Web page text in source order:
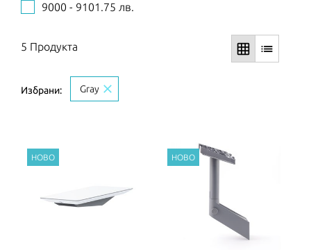
9000 - 9101.75 лв.
5 Продукта grid_on list
Избрани: Gray close